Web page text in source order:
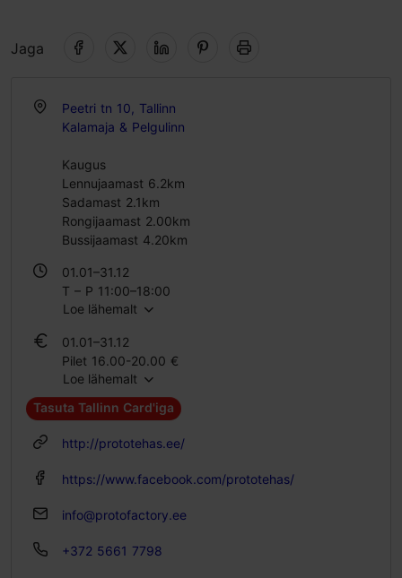
Jaga
Peetri tn 10, Tallinn
Kalamaja & Pelgulinn
Kaugus
Lennujaamast 6.2km
Sadamast 2.1km
Rongijaamast 2.00km
Bussijaamast 4.20km
01.01–31.12
T – P 11:00–18:00
Loe lähemalt
01.01–31.12
Pilet 16.00-20.00 €
Õpilase pilet 11.00 €
Perepilet 35.00-40.00 €
Loe lähemalt
Tasuta Tallinn Card'iga
http://prototehas.ee/
https://www.facebook.com/prototehas/
info@protofactory.ee
+372 5661 7798